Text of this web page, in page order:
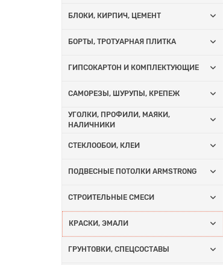
БЛОКИ, КИРПИЧ, ЦЕМЕНТ
БОРТЫ, ТРОТУАРНАЯ ПЛИТКА
ГИПСОКАРТОН И КОМПЛЕКТУЮЩИЕ
САМОРЕЗЫ, ШУРУПЫ, КРЕПЕЖ
УГОЛКИ, ПРОФИЛИ, МАЯКИ,
НАЛИЧНИКИ
СТЕКЛООБОИ, КЛЕИ
ПОДВЕСНЫЕ ПОТОЛКИ ARMSTRONG
СТРОИТЕЛЬНЫЕ СМЕСИ
КРАСКИ, ЭМАЛИ
ГРУНТОВКИ, СПЕЦСОСТАВЫ